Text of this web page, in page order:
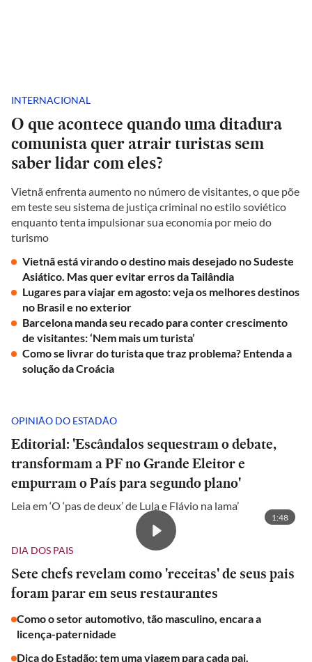
INTERNACIONAL
O que acontece quando uma ditadura
comunista quer atrair turistas sem
saber lidar com eles?
Vietnã enfrenta aumento no número de visitantes, o que põe
em teste seu sistema de justiça criminal no estilo soviético
enquanto tenta impulsionar sua economia por meio do
turismo
Vietnã está virando o destino mais desejado no Sudeste
Asiático. Mas quer evitar erros da Tailândia
Lugares para viajar em agosto: veja os melhores destinos
no Brasil e no exterior
Barcelona manda seu recado para conter crescimento
de visitantes: ‘Nem mais um turista’
Como se livrar do turista que traz problema? Entenda a
solução da Croácia
OPINIÃO DO ESTADÃO
Editorial: 'Escândalos sequestram o debate,
transformam a PF no Grande Eleitor e
empurram o País para segundo plano'
Leia em ‘O ‘pas de deux’ de Lula e Flávio na lama’
1:48
DIA DOS PAIS
Sete chefs revelam como 'receitas' de seus pais
foram parar em seus restaurantes
Como o setor automotivo, tão masculino, encara a
licença-paternidade
Dica do Estadão: tem uma viagem para cada pai.